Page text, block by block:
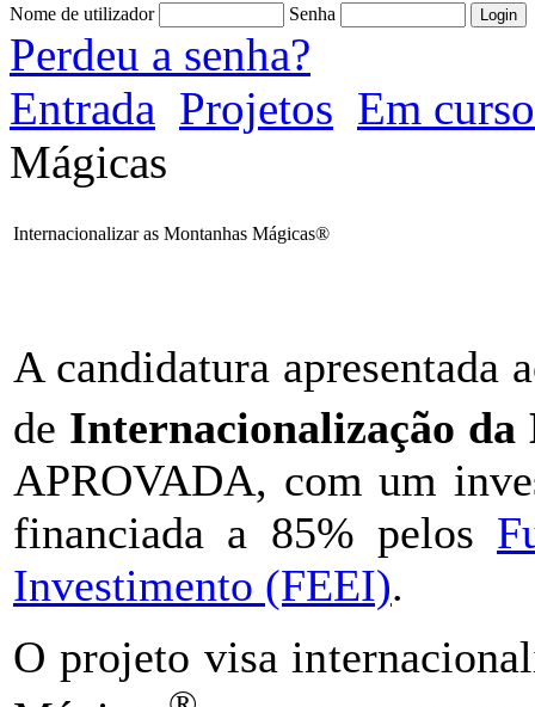
Nome de utilizador Senha
Perdeu a senha?
Entrada Projetos Em curso
Mágicas
Internacionalizar as Montanhas Mágicas®
A candidatura apresentada
de Internacionalização
APROVADA, com um
financiada a 85% pelos
Investimento (FEEI).
O projeto visa